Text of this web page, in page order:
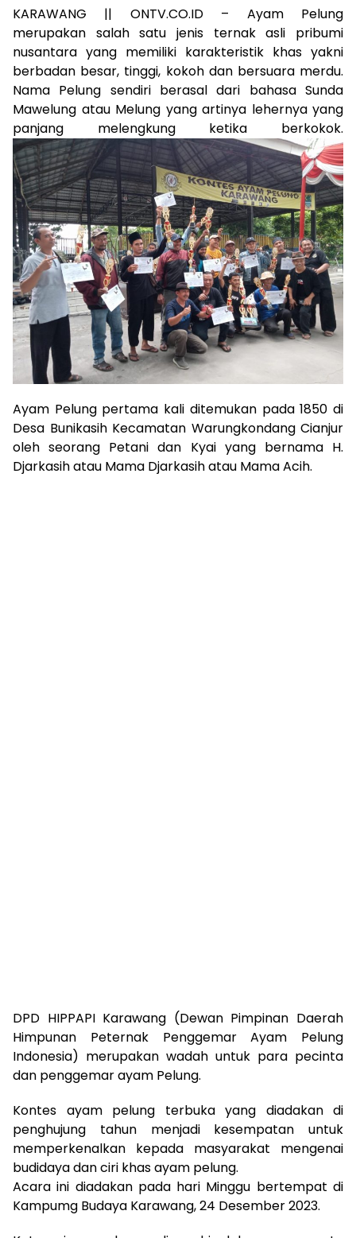
KARAWANG || ONTV.CO.ID – Ayam Pelung
merupakan salah satu jenis ternak asli pribumi
nusantara yang memiliki karakteristik khas yakni
berbadan besar, tinggi, kokoh dan bersuara merdu.
Nama Pelung sendiri berasal dari bahasa Sunda
Mawelung atau Melung yang artinya lehernya yang
panjang melengkung ketika berkokok.
Ayam Pelung pertama kali ditemukan pada 1850 di
Desa Bunikasih Kecamatan Warungkondang Cianjur
oleh seorang Petani dan Kyai yang bernama H.
Djarkasih atau Mama Djarkasih atau Mama Acih.
DPD HIPPAPI Karawang (Dewan Pimpinan Daerah
Himpunan Peternak Penggemar Ayam Pelung
Indonesia) merupakan wadah untuk para pecinta
dan penggemar ayam Pelung.
Kontes ayam pelung terbuka yang diadakan di
penghujung tahun menjadi kesempatan untuk
memperkenalkan kepada masyarakat mengenai
budidaya dan ciri khas ayam pelung.
Acara ini diadakan pada hari Minggu bertempat di
Kampumg Budaya Karawang, 24 Desember 2023.